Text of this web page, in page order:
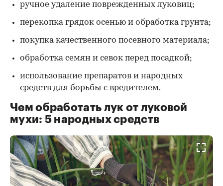
ручное удаление поврежденных луковиц;
перекопка грядок осенью и обработка грунта;
покупка качественного посевного материала;
обработка семян и севок перед посадкой;
использование препаратов и народных
средств для борьбы с вредителем.
Чем обработать лук от луковой
мухи: 5 народных средств